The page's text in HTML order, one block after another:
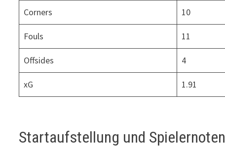
Corners 10
Fouls 11
Offsides 4
xG 1.91
Startaufstellung und Spielernoten